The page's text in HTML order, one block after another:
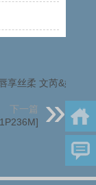
丝柔 文芮&婷婷
下一篇